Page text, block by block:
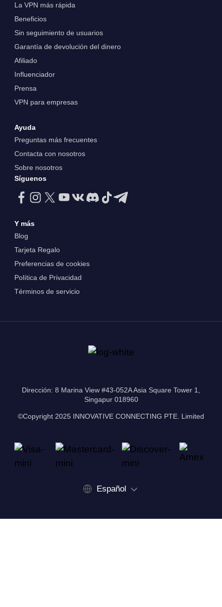
La VPN más rápida
Beneficios
Sin seguimiento de usuarios
Garantía de devolución del dinero
Afiliado
Influenciador
Prensa
VPN para empresas
Ayuda
Preguntas más frecuentes
Contacta con nosotros
Sobre nosotros
Síguenos
Y más
Blog
Tarjeta Regalo
Preferencias de cookies
Política de Privacidad
Términos de servicio
Dirección: 8 Marina View #43-052A Asia Square Tower 1,
Singapur 018960
©Copyright 2025 INNOVATIVE CONNECTING PTE. Limited
Español